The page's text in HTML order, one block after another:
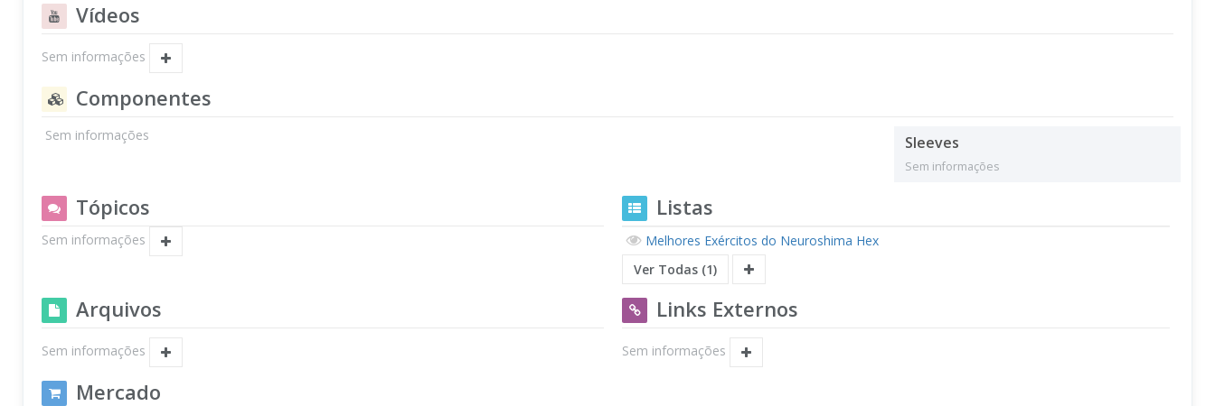
Vídeos
Sem informações
Componentes
Sem informações Sleeves
Sem informações
Tópicos
Sem informações
Listas
Melhores Exércitos do Neuroshima Hex
Ver Todas (1)
Arquivos
Sem informações
Links Externos
Sem informações
Mercado